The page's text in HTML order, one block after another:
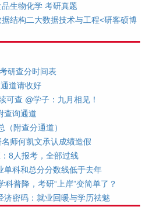
生物化学 考研真题
结构二大数据技术与工程<研客硕博
研查分时间表
道请收好
可查 @学子：九月相见！
查询通道
附查分通道）
师何凯文承认成绩造假
8人报考，全部过线
单科和总分分数线低于去年
普降，考研“上岸”变简单了？
济密码：就业回暖与学历祛魅